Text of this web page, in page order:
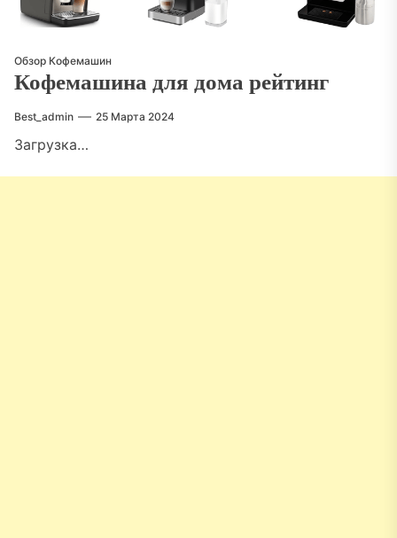
Обзор Кофемашин
Кофемашина для дома рейтинг
Best_admin 25 Марта 2024
Загрузка…